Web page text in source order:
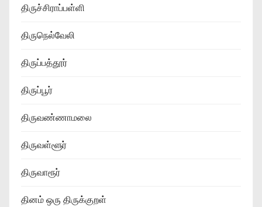
திருச்சிராப்பள்ளி
திருநெல்வேலி
திருப்பத்தூர்
திருப்பூர்
திருவண்ணாமலை
திருவள்ளூர்
திருவாரூர்
தினம் ஒரு திருக்குறள்